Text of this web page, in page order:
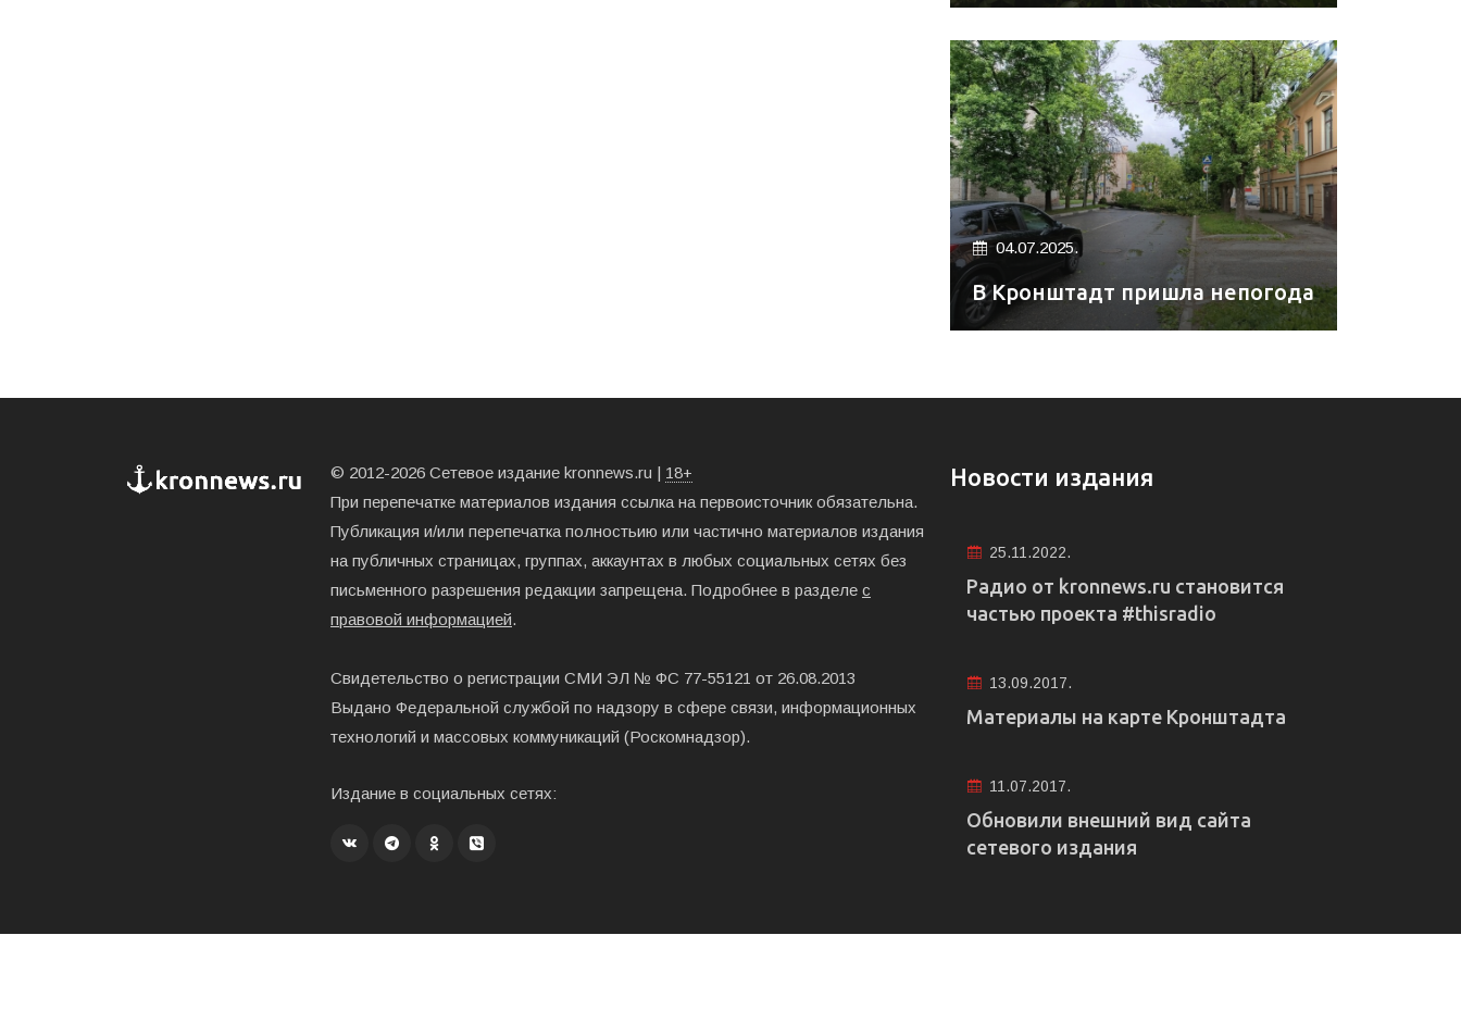
04.07.2025.
В Кронштадт пришла непогода
© 2012-2026 Сетевое издание kronnews.ru | 18+
При перепечатке материалов издания ссылка на первоисточник обязательна.
Публикация и/или перепечатка полностьию или частично материалов издания
на публичных страницах, группах, аккаунтах в любых социальных сетях без
письменного разрешения редакции запрещена. Подробнее в разделе с
правовой информацией.
Свидетельство о регистрации СМИ ЭЛ № ФС 77-55121 от 26.08.2013
Выдано Федеральной службой по надзору в сфере связи, информационных
технологий и массовых коммуникаций (Роскомнадзор).
Издание в социальных сетях:
Новости издания
25.11.2022.
Радио от kronnews.ru становится
частью проекта #thisradio
13.09.2017.
Материалы на карте Кронштадта
11.07.2017.
Обновили внешний вид сайта
сетевого издания